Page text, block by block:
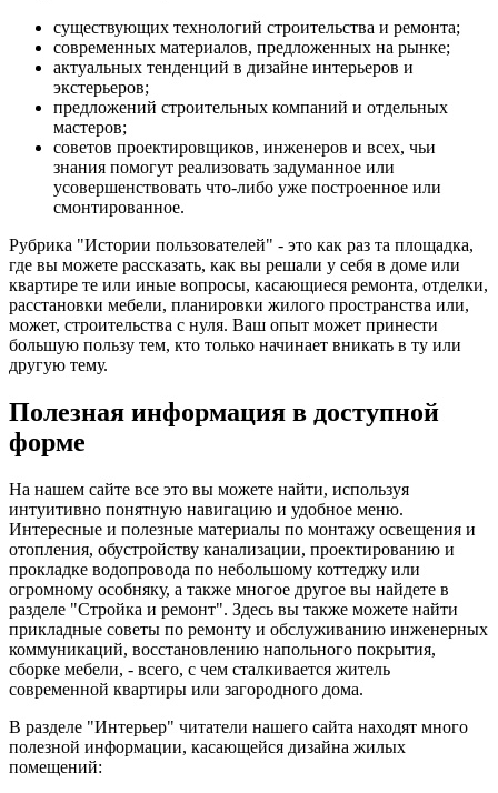
существующих технологий строительства и ремонта;
современных материалов, предложенных на рынке;
актуальных тенденций в дизайне интерьеров и
экстерьеров;
предложений строительных компаний и отдельных
мастеров;
советов проектировщиков, инженеров и всех, чьи
знания помогут реализовать задуманное или
усовершенствовать что-либо уже построенное или
смонтированное.
Рубрика "Истории пользователей" - это как раз та площадка,
где вы можете рассказать, как вы решали у себя в доме или
квартире те или иные вопросы, касающиеся ремонта, отделки,
расстановки мебели, планировки жилого пространства или,
может, строительства с нуля. Ваш опыт может принести
большую пользу тем, кто только начинает вникать в ту или
другую тему.
Полезная информация в доступной
форме
На нашем сайте все это вы можете найти, используя
интуитивно понятную навигацию и удобное меню.
Интересные и полезные материалы по монтажу освещения и
отопления, обустройству канализации, проектированию и
прокладке водопровода по небольшому коттеджу или
огромному особняку, а также многое другое вы найдете в
разделе "Стройка и ремонт". Здесь вы также можете найти
прикладные советы по ремонту и обслуживанию инженерных
коммуникаций, восстановлению напольного покрытия,
сборке мебели, - всего, с чем сталкивается житель
современной квартиры или загородного дома.
В разделе "Интерьер" читатели нашего сайта находят много
полезной информации, касающейся дизайна жилых
помещений: